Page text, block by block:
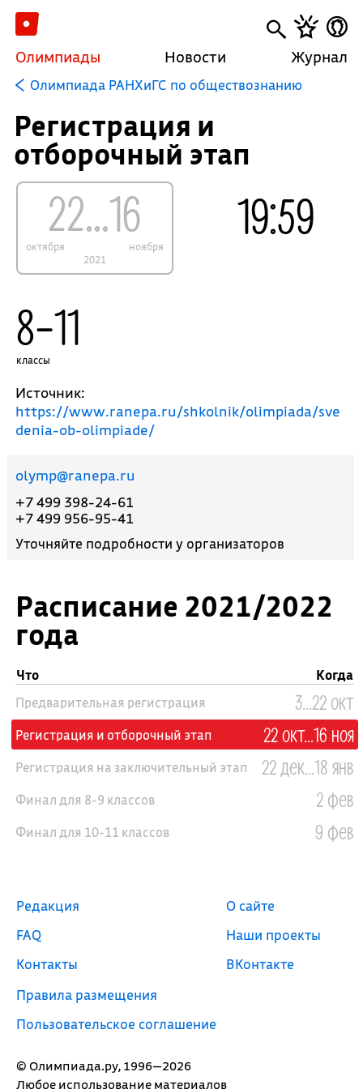
Олимпиады Новости Журнал
Олимпиада РАНХиГС по обществознанию
Расписание 2021/2022
года
Что
Когда
Предварительная регистрация
3...22 окт
Регистрация и отборочный этап 22 окт...16 ноя
Регистрация на заключительный этап 22 дек...18 янв
Финал для 8-9 классов 2 фев
Финал для 10-11 классов 9 фев
Регистрация и
отборочный этап
22...16
октября
ноября
2021
19:59
8–11
классы
Источник:
https://www.ranepa.ru/shkolnik/olimpiada/sve
denia-ob-olimpiade/
olymp@ranepa.ru
+7 499 398-24-61
+7 499 956-95-41
Уточняйте подробности у организаторов
© Олимпиада.ру, 1996—2026
Любое использование материалов
Редакция
FAQ
Контакты
Правила размещения
Пользовательское соглашение
О сайте
Наши проекты
ВКонтакте